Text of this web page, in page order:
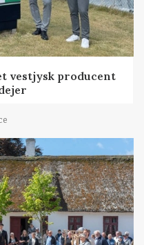
vestjysk producent